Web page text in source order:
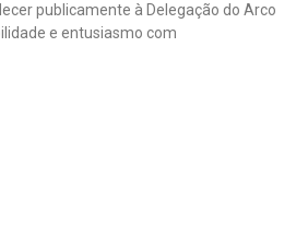
publicamente à Delegação do Arco
e entusiasmo com